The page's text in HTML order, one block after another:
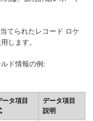
てられたレコード ロケ
します。
ド情報の例:
ータ項目
データ項目
説明